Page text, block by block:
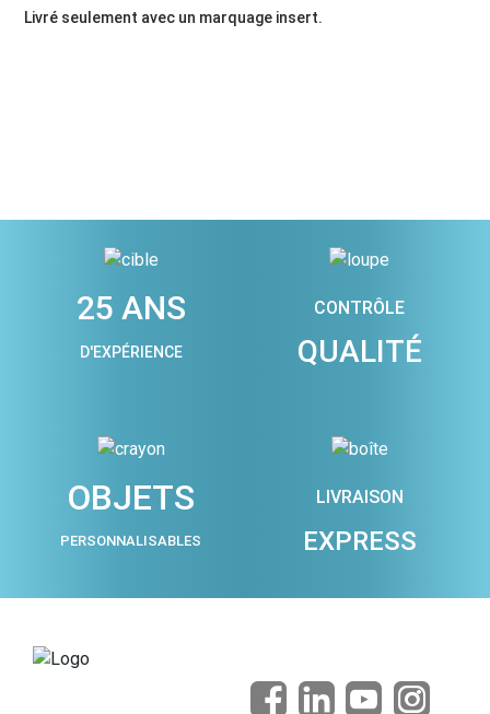
Livré seulement avec un marquage insert.
25 ANS
D'EXPÉRIENCE
CONTRÔLE
QUALITÉ
OBJETS
PERSONNALISABLES
LIVRAISON
EXPRESS